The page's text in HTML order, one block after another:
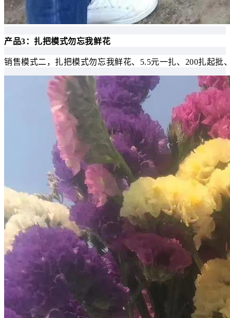
产品3：扎把模式勿忘我鲜花
销售模式二，扎把模式勿忘我鲜花、5.5元一扎、200扎起批